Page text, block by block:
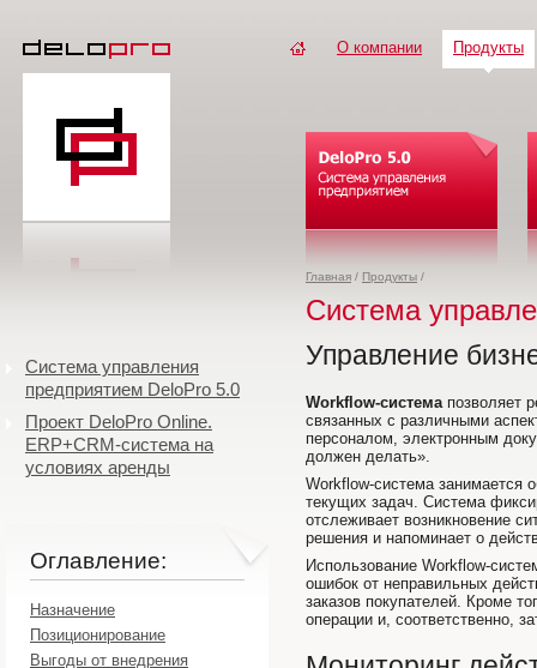
О компании Продукты
Главная / Продукты /
Система управления
предприятием DeloPro 5.0
Проект DeloPro Online.
ERP+CRM-система на
условиях аренды
Оглавление:
Назначение
Позиционирование
Выгоды от внедрения
Система
Управление
Workflow-системапозволяет
связанных с различными
персоналом, электронным
должен делать».
Workflow-система занимается
текущих задач. Система
отслеживает возникновение
решения и напоминает о
Использование Workflow-
ошибок от неправильных
заказов покупателей. Кроме
операции и, соответственно,